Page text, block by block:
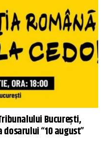
București,
dosarului “10 august”